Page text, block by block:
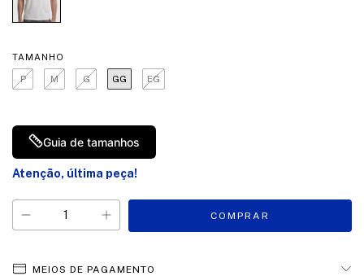
TAMANHO
P M G GG EG
Guia de tamanhos
Atenção, última peça!
MEIOS DE PAGAMENTO